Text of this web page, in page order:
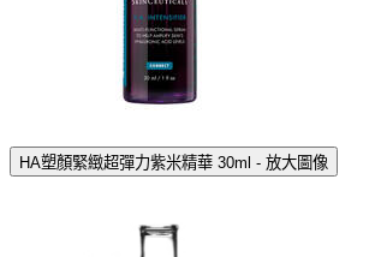
HA塑顏緊緻超彈力紫米精華 30ml - 放大圖像